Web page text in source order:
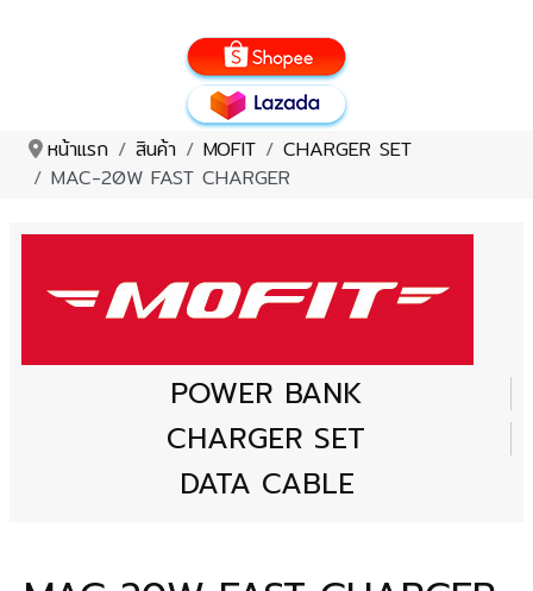
หน้าแรก สินค้า MOFIT
CHARGER SET
MAC-20W FAST CHARGER
POWER BANK
CHARGER SET
DATA CABLE